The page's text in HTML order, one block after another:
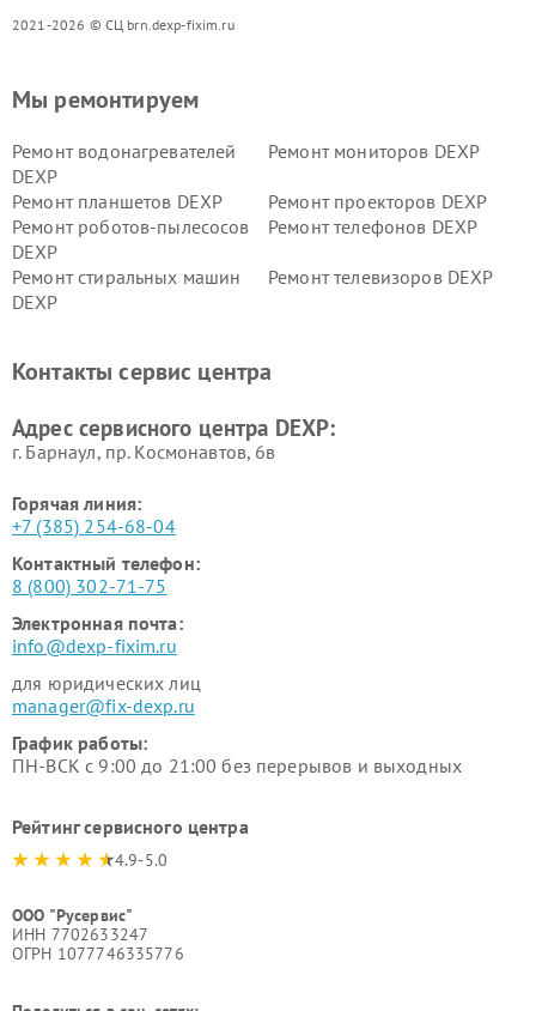
2021-2026 © СЦ brn.dexp-fixim.ru
Мы ремонтируем
Ремонт водонагревателей
DEXP
Ремонт мониторов DEXP
Ремонт планшетов DEXP
Ремонт проекторов DEXP
Ремонт роботов-пылесосов
DEXP
Ремонт телефонов DEXP
Ремонт стиральных машин
DEXP
Ремонт телевизоров DEXP
Ремонт серверов DEXP
Ремонт мини пк DEXP
Контакты сервис центра
Адрес сервисного центра DEXP:
г. Барнаул, ​пр. Космонавтов, 6в
Горячая линия:
+7 (385) 254-68-04
Контактный телефон:
8 (800) 302-71-75
Электронная почта:
info@dexp-fixim.ru
для юридических лиц
manager@fix-dexp.ru
График работы:
ПН-ВСК с 9:00 до 21:00 без перерывов и выходных
Рейтинг сервисного центра
4.9-5.0
ООО "Русервис"
ИНН 7702633247
ОГРН 1077746335776